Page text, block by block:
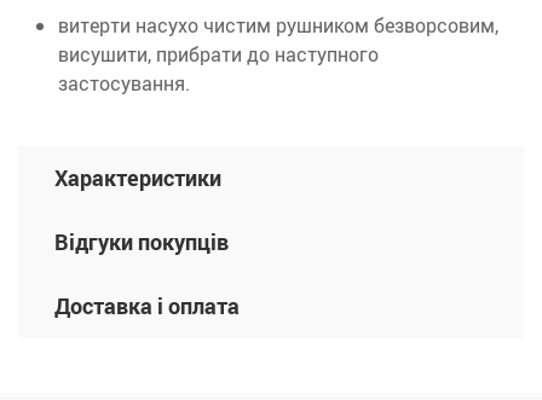
витерти насухо чистим рушником безворсовим,
висушити, прибрати до наступного
застосування.
Характеристики
Відгуки покупців
Доставка і оплата